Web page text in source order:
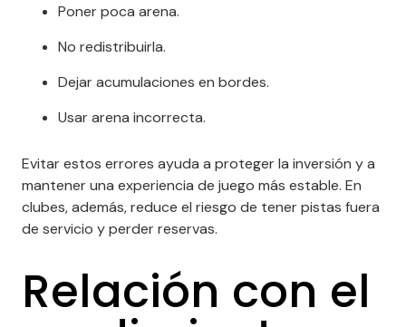
Poner poca arena.
No redistribuirla.
Dejar acumulaciones en bordes.
Usar arena incorrecta.
Evitar estos errores ayuda a proteger la inversión y a
mantener una experiencia de juego más estable. En
clubes, además, reduce el riesgo de tener pistas fuera
de servicio y perder reservas.
Relación con el